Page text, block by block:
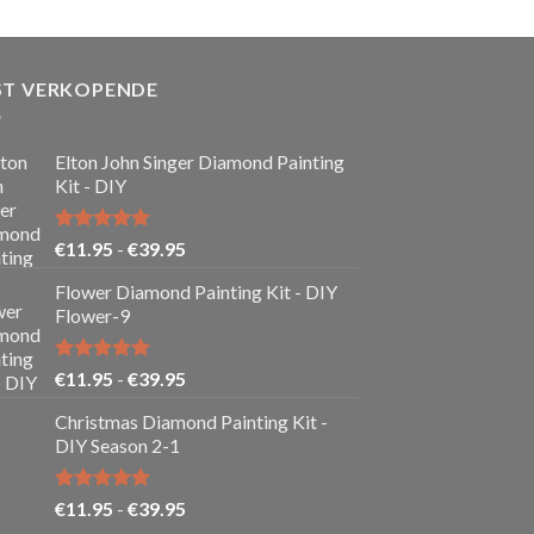
VERKOPENDE
Elton John Singer Diamond Painting
Kit - DIY
Gewaardeerd
€11.95 - €39.95
tot
Flower Diamond Painting Kit - DIY
Flower-9
Gewaardeerd
€11.95 - €39.95
tot
Christmas Diamond Painting Kit -
DIY Season 2-1
Gewaardeerd
€11.95 - €39.95